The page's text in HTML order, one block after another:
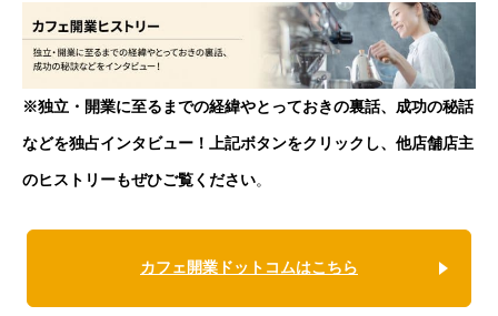
※独立・開業に至るまでの経緯やとっておきの裏話、成功の秘話
などを独占インタビュー！上記ボタンをクリックし、他店舗店主
のヒストリーもぜひご覧ください。
カフェ開業ドットコムはこちら